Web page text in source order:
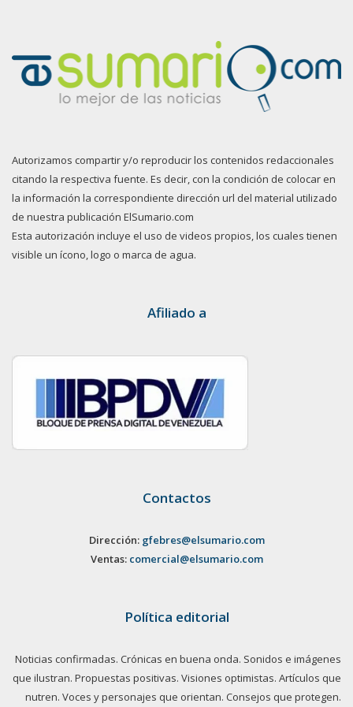
Autorizamos compartir y/o reproducir los contenidos redaccionales
citando la respectiva fuente. Es decir, con la condición de colocar en
la información la correspondiente dirección url del material utilizado
de nuestra publicación ElSumario.com
Esta autorización incluye el uso de videos propios, los cuales tienen
visible un ícono, logo o marca de agua.
Afiliado a
Contactos
Dirección: gfebres@elsumario.com
Ventas: comercial@elsumario.com
Política editorial
Noticias confirmadas. Crónicas en buena onda. Sonidos e imágenes
que ilustran. Propuestas positivas. Visiones optimistas. Artículos que
nutren. Voces y personajes que orientan. Consejos que protegen.